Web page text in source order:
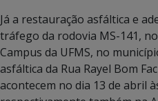
Já a restauração asfáltica e
tráfego da rodovia MS-141,
Campus da UFMS, no
asfáltica da Rua Rayel Bom
acontecem no dia 13 de abril